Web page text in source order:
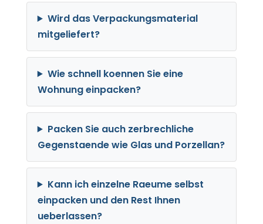
Wird das Verpackungsmaterial
mitgeliefert?
Wie schnell koennen Sie eine
Wohnung einpacken?
Packen Sie auch zerbrechliche
Gegenstaende wie Glas und Porzellan?
Kann ich einzelne Raeume selbst
einpacken und den Rest Ihnen
ueberlassen?